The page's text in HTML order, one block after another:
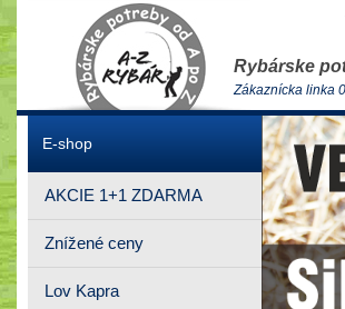
Rybárske
Zákaznícka linka
E-shop
AKCIE 1+1 ZDARMA
Znížené ceny
Lov Kapra